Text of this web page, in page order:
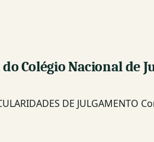
Colégio Nacional de
DE